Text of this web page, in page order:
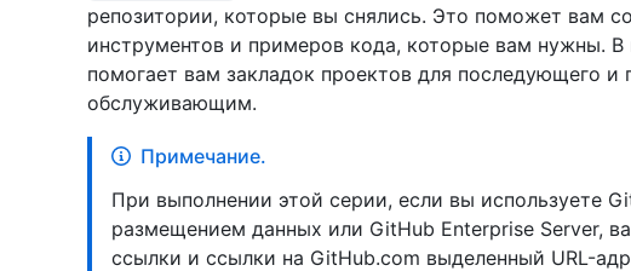
репозитории, которые вы снялись. Это поможет вам
инструментов и примеров кода, которые вам нужны. В
помогает вам закладок проектов для последующего и
обслуживающим.
Примечание.
При выполнении этой серии, если вы используете
размещением данных или GitHub Enterprise Server,
ссылки и ссылки на GitHub.com выделенный URL-